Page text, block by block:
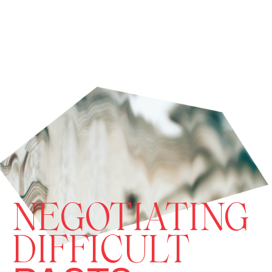
NEGOTIATING
DIFFICULT